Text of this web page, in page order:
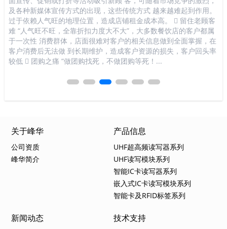
及各种新媒体宣传方式的出现，这些传统方式 越来越难起到作用。
过于依赖人气旺的地理位置，造成店铺租金成本高。  留住老顾客
难 “人气旺不旺，全靠折扣力度大不大”，大多数餐饮店的客户都属
于一次性 消费群体，店面很难对客户的相关信息做到全面掌握，在
客户消费后无法做 到长期维护，造成客户资源的损失，客户回头率
较低  团购之痛 “做团购找死，不做团购等死！...
关于峰华
公司资质
峰华简介
产品信息
UHF超高频读写器系列
UHF读写模块系列
智能IC卡读写器系列
嵌入式IC卡读写模块系列
智能卡及RFID标签系列
新闻动态 技术支持